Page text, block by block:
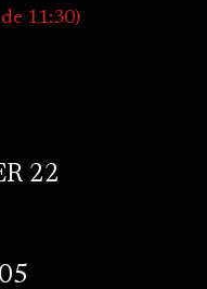
11:30)
22